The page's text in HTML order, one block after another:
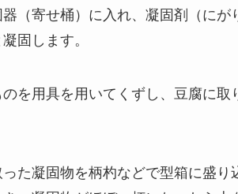
（寄せ桶）に入れ、凝固剤（に
固します。
を用具を用いてくずし、豆腐に
た凝固物を柄杓などで型箱に盛り